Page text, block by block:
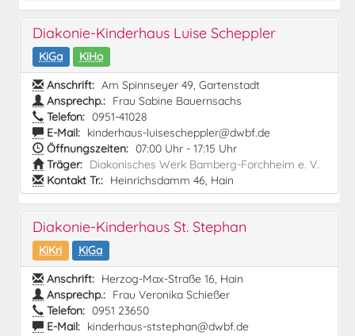
Diakonie-Kinderhaus Luise Scheppler
KiGa
KiHo
Anschrift: Am Spinnseyer 49, Gartenstadt
Ansprechp.: Frau Sabine Bauernsachs
Telefon: 0951-41028
E-Mail: kinderhaus-luisescheppler@dwbf.de
Öffnungszeiten: 07:00 Uhr - 17:15 Uhr
Träger: Diakonisches Werk Bamberg-Forchheim e. V.
Kontakt Tr.: Heinrichsdamm 46, Hain
Diakonie-Kinderhaus St. Stephan
KiKri
KiGa
Anschrift: Herzog-Max-Straße 16, Hain
Ansprechp.: Frau Veronika Schießer
Telefon: 0951 23650
E-Mail: kinderhaus-ststephan@dwbf.de